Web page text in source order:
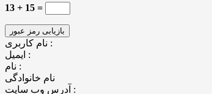
13 + 15 =
نام کاربری :
ایمیل :
نام :
نام خانوادگی
آدرس وب سایت :